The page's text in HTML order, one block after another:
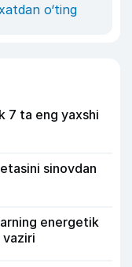
o‘ting
7 ta eng yaxshi
sinovdan
energetik